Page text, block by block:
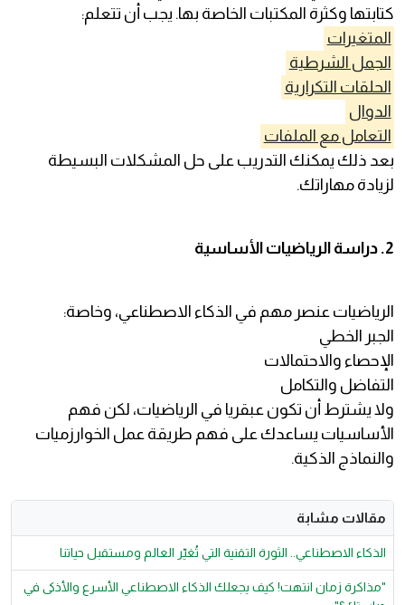
كتابتها وكثرة المكتبات الخاصة بها. يجب أن تتعلم:
المتغيرات
الجمل الشرطية
الحلقات التكرارية
الدوال
التعامل مع الملفات
بعد ذلك يمكنك التدريب على حل المشكلات البسيطة
لزيادة مهاراتك.
2. دراسة الرياضيات الأساسية
الرياضيات عنصر مهم في الذكاء الاصطناعي، وخاصة:
الجبر الخطي
الإحصاء والاحتمالات
التفاضل والتكامل
ولا يشترط أن تكون عبقريا في الرياضيات، لكن فهم
الأساسيات يساعدك على فهم طريقة عمل الخوارزميات
والنماذج الذكية.
مقالات مشابة
الذكاء الاصطناعي.. الثورة التقنية التي تُغيّر العالم ومستقبل حياتنا
"مذاكرة زمان انتهت! كيف يجعلك الذكاء الاصطناعي الأسرع والأذكى في